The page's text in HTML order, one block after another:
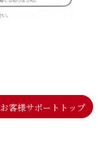
お客様サポートトップ